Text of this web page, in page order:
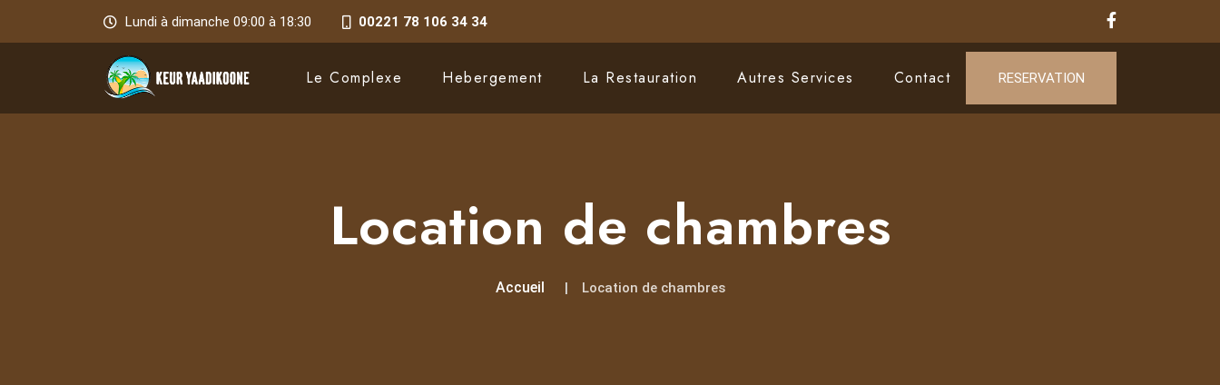
Lundi à dimanche 09:00 à 18:30 00221 78 106 34 34
Le Complexe Hebergement La Restauration Autres Services Contact RESERVATION
Location de chambres
Accueil Location de chambres